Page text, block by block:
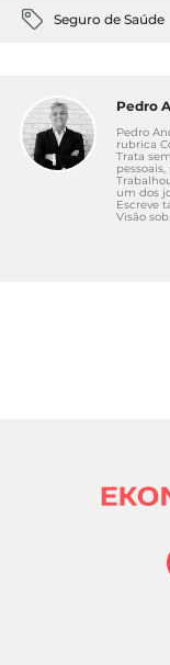
Seguro de Saúde
Pedro
Pedro
rubrica
Trata
um dos
Escreve
Visão